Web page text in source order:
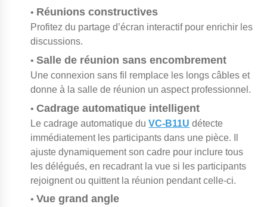
• Réunions constructives
Profitez du partage d’écran interactif pour enrichir les
discussions.
•Salle de réunion sans encombrement
Une connexion sans fil remplace les longs câbles et
donne à la salle de réunion un aspect professionnel.
•Cadrage automatique intelligent
Le cadrage automatiquedu VC-B11U détecte
immédiatement les participants dans une pièce. Il
ajuste dynamiquement son cadre pour inclure tous
les délégués, en recadrant la vue si les participants
rejoignent ou quittent la réunion pendant celle-ci.
•Vue grand angle